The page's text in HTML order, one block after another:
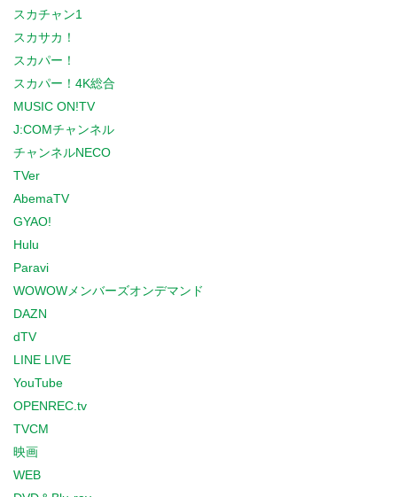
スカチャン1
スカサカ！
スカパー！
スカパー！4K総合
MUSIC ON!TV
J:COMチャンネル
チャンネルNECO
TVer
AbemaTV
GYAO!
Hulu
Paravi
WOWOWメンバーズオンデマンド
DAZN
dTV
LINE LIVE
YouTube
OPENREC.tv
TVCM
映画
WEB